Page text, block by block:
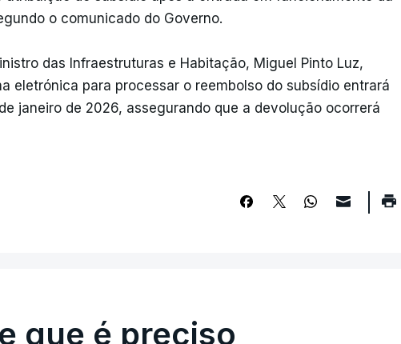
o comunicado do Governo.
das Infraestruturas e Habitação, Miguel Pinto Luz,
eletrónica para processar o reembolso do subsídio entrará
janeiro de 2026, assegurando que a devolução ocorrerá
que é preciso